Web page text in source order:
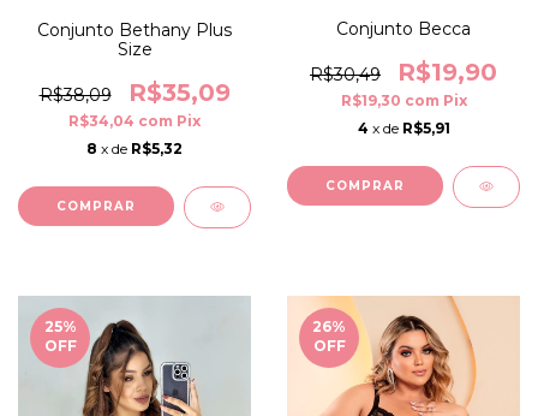
Conjunto Bethany Plus
Size
R$38,09 R$35,09
R$34,04 com Pix
8 x de R$5,32
COMPRAR
Conjunto Becca
R$30,49 R$19,90
R$19,30 com Pix
4 x de R$5,91
COMPRAR
25%
OFF
26%
OFF